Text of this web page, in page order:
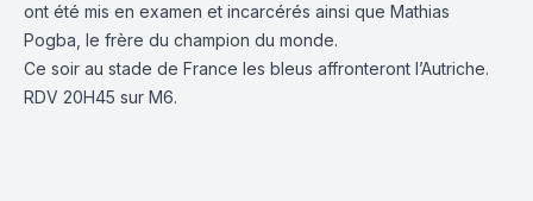
ont été mis en examen et incarcérés ainsi que Mathias
Pogba, le frère du champion du monde.
Ce soir au stade de France les bleus affronteront l’Autriche.
RDV 20H45 sur M6.